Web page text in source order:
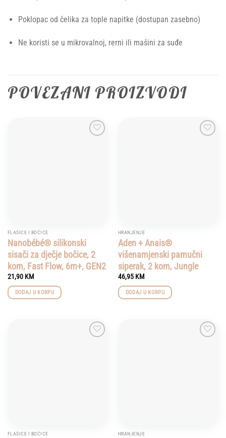
Poklopac od čelika za tople napitke (dostupan zasebno)
Ne koristi se u mikrovalnoj, rerni ili mašini za suđe
POVEZANI PROIZVODI
FLAŠICE I BOČICE
Nanobébé® silikonski
sisači za dječje bočice, 2
kom, Fast Flow, 6m+, GEN2
21,90 KM
DODAJ U KORPU
HRANJENJE
Aden + Anais®
višenamjenski pamučni
siperak, 2 kom, Jungle
46,95 KM
DODAJ U KORPU
FLAŠICE I BOČICE HRANJENJE